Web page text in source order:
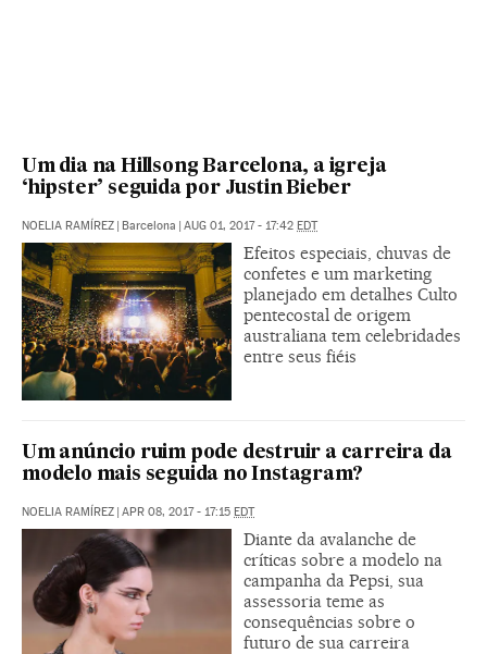
Um dia na Hillsong Barcelona, a igreja
‘hipster’ seguida por Justin Bieber
NOELIA RAMÍREZ | Barcelona | AUG 01, 2017 - 17:42 EDT
Efeitos especiais, chuvas de
confetes e um marketing
planejado em detalhes Culto
pentecostal de origem
australiana tem celebridades
entre seus fiéis
Um anúncio ruim pode destruir a carreira da
modelo mais seguida no Instagram?
NOELIA RAMÍREZ | APR 08, 2017 - 17:15 EDT
Diante da avalanche de
críticas sobre a modelo na
campanha da Pepsi, sua
assessoria teme as
consequências sobre o
futuro de sua carreira